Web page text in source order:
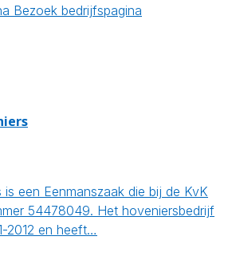
Bezoek bedrijfspagina
een Eenmanszaak die bij de KvK
54478049. Het hoveniersbedrijf
2012 en heeft…